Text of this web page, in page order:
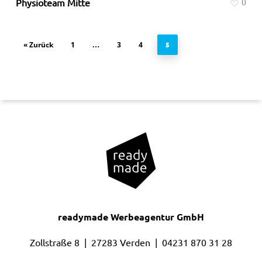
Physioteam Mitte 0
« Zurück 1 … 3 4 5
readymade Werbeagentur GmbH
Zollstraße 8 | 27283 Verden | 04231 870 31 28